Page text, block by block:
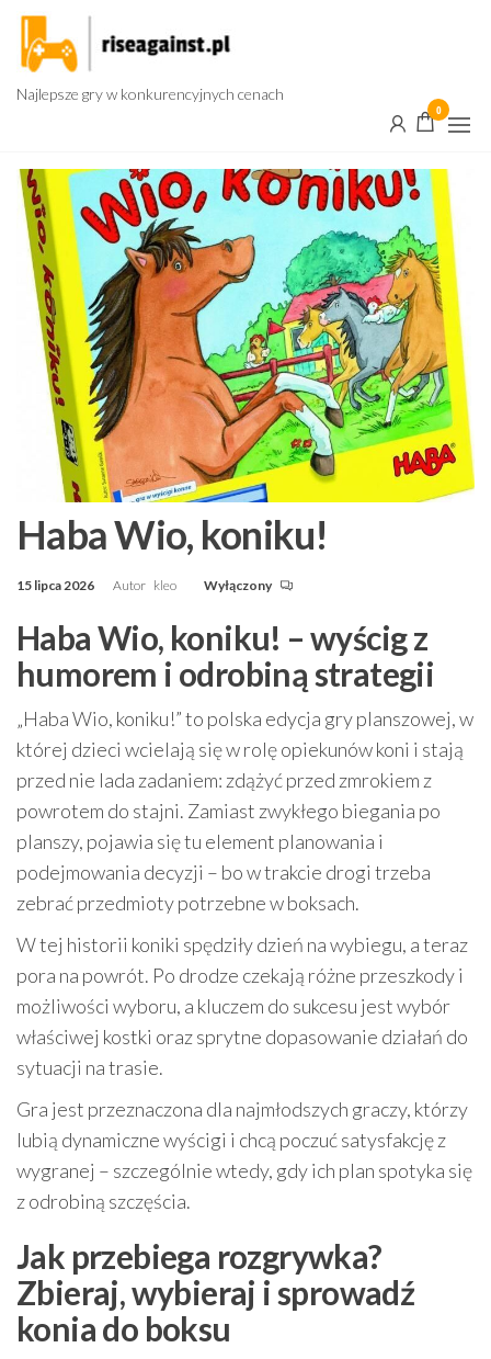
Przejdź
treści
Najlepsze gry w konkurencyjnych cenach
0
Haba Wio, koniku!
15 lipca 2026 Autor kleo Wyłączony
Haba Wio, koniku! – wyścig z
humorem i odrobiną strategii
„Haba Wio, koniku!” to polska edycja gry planszowej, w
której dzieci wcielają się w rolę opiekunów koni i stają
przed nie lada zadaniem: zdążyć przed zmrokiem z
powrotem do stajni. Zamiast zwykłego biegania po
planszy, pojawia się tu element planowania i
podejmowania decyzji – bo w trakcie drogi trzeba
zebrać przedmioty potrzebne w boksach.
W tej historii koniki spędziły dzień na wybiegu, a teraz
pora na powrót. Po drodze czekają różne przeszkody i
możliwości wyboru, a kluczem do sukcesu jest wybór
właściwej kostki oraz sprytne dopasowanie działań do
sytuacji na trasie.
Gra jest przeznaczona dla najmłodszych graczy, którzy
lubią dynamiczne wyścigi i chcą poczuć satysfakcję z
wygranej – szczególnie wtedy, gdy ich plan spotyka się
z odrobiną szczęścia.
Jak przebiega rozgrywka?
Zbieraj, wybieraj i sprowadź
konia do boksu